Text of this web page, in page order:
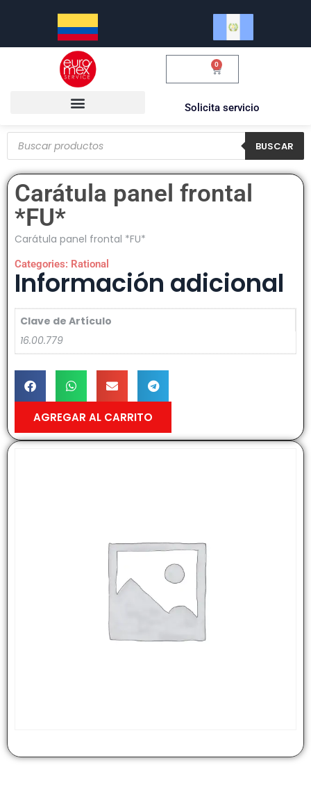
0
Solicita servicio
BUSCAR
Carátula panel frontal
*FU*
Carátula panel frontal *FU*
Categories: Rational
Información adicional
Clave de Artículo
16.00.779
AGREGAR AL CARRITO